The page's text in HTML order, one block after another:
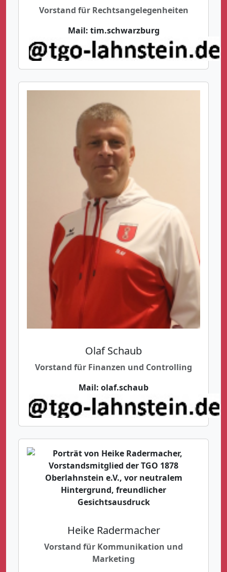
Vorstand für Rechtsangelegenheiten
Mail: tim.schwarzburg
Olaf Schaub
Vorstand für Finanzen und Controlling
Mail: olaf.schaub
Heike Radermacher
Vorstand für Kommunikation und
Marketing